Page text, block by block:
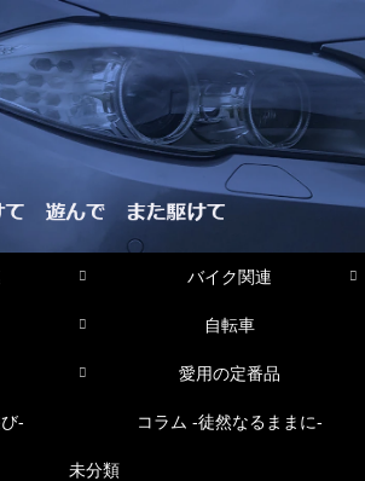
バイク関連
自転車
愛用の定番品
- コラム -徒然なるままに-
未分類